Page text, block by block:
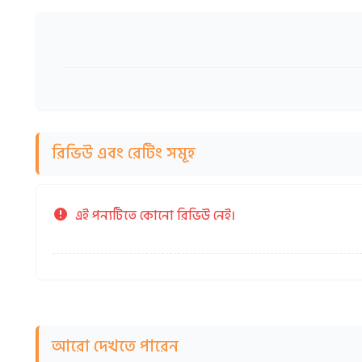
রিভিউ এবং রেটিং সমূহ
এই পন্যটিতে কোনো রিভিউ নেই।
আরো দেখতে পারেন